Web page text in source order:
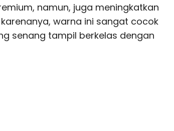
namun, juga meningkatkan
warna ini sangat cocok
senang tampil berkelas dengan